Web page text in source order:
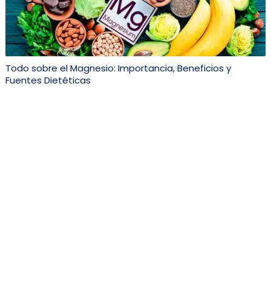
Todo sobre el Magnesio: Importancia, Beneficios y
Fuentes Dietéticas